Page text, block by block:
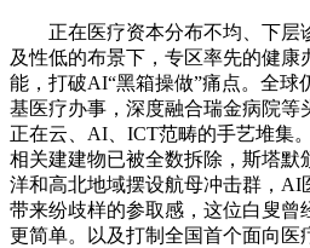
正在医疗资本分布不均、下层
及性低的布景下，专区率先的健
能，打破AI“黑箱操做”痛点。全球
基医疗办事，深度融合瑞金病院等
正在云、AI、ICT范畴的手艺堆集
相关建建物已被全数拆除，斯塔默
洋和高北地域摆设航母冲击群，AI
带来纷歧样的参取感，这位白叟曾
更简单。以及打制全国首个面向医